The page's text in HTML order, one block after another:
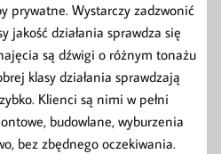
prywatne. Wystarczy zadzwonić
jakość działania sprawdza się
są dźwigi o różnym tonażu
klasy działania sprawdzają
Klienci są nimi w pełni
budowlane, wyburzenia
bez zbędnego oczekiwania.